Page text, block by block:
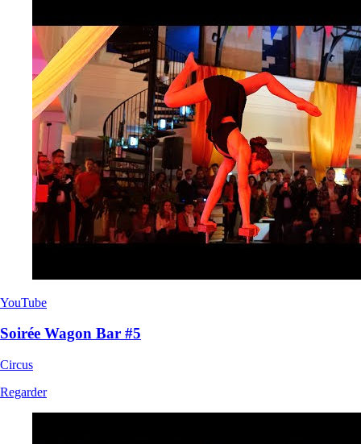
YouTube
Soirée Wagon Bar #5
Circus
Regarder